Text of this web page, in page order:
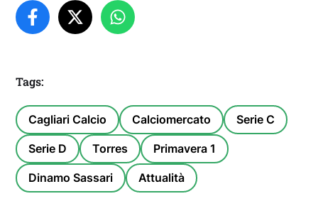
Tags:
Cagliari Calcio Calciomercato Serie C
Serie D Torres Primavera 1
Dinamo Sassari Attualità